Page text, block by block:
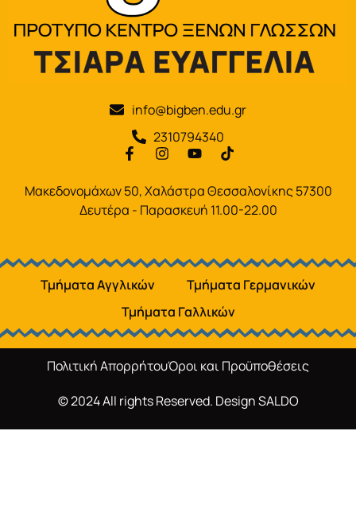
info@bigben.edu.gr
2310794340
Μακεδονομάχων 50, Χαλάστρα Θεσσαλονίκης 57300
Δευτέρα - Παρασκευή 11.00-22.00
Τμήματα Αγγλικών
Τμήματα Γερμανικών
Τμήματα Γαλλικών
Πολιτική ΑπορρήτουΌροι και Προϋποθέσεις
© 2024 All rights Reserved. DesignSALDO